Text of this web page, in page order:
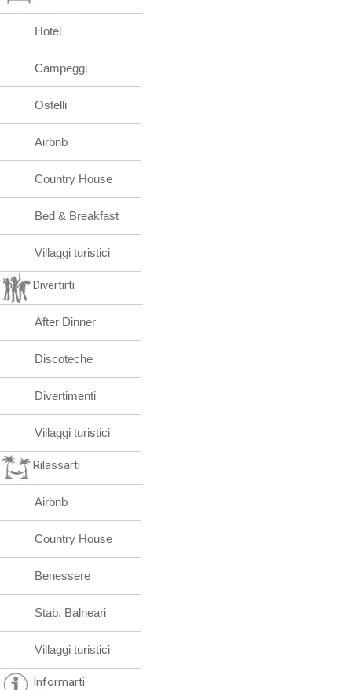
Hotel
Campeggi
Ostelli
Airbnb
Country House
Bed & Breakfast
Villaggi turistici
Divertirti
After Dinner
Discoteche
Divertimenti
Villaggi turistici
Rilassarti
Airbnb
Country House
Benessere
Stab. Balneari
Villaggi turistici
Informarti